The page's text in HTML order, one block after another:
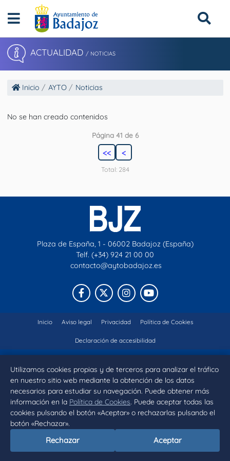
Utilizamos cookies propias y de terceros para analizar el tráfico
en nuestro sitio web mediante la obtención de los datos
necesarios para estudiar su navegación. Puede obtener más
información en la Política de Cookies. Puede aceptar todas las
cookies pulsando el botón «Aceptar» o rechazarlas pulsando el
botón «Rechazar».
Rechazar Aceptar
ACTUALIDAD / NOTICIAS
Inicio AYTO Noticias
No se han creado contenidos
Página 41 de 6
<< <
Total: 284
Plaza de España, 1 - 06002 Badajoz (España)
Telf. (+34) 924 21 00 00
contacto@aytobadajoz.es
Facebook
X InstagramYouTube
Inicio Aviso legal Privacidad Política de Cookies
Declaración de accesibilidad